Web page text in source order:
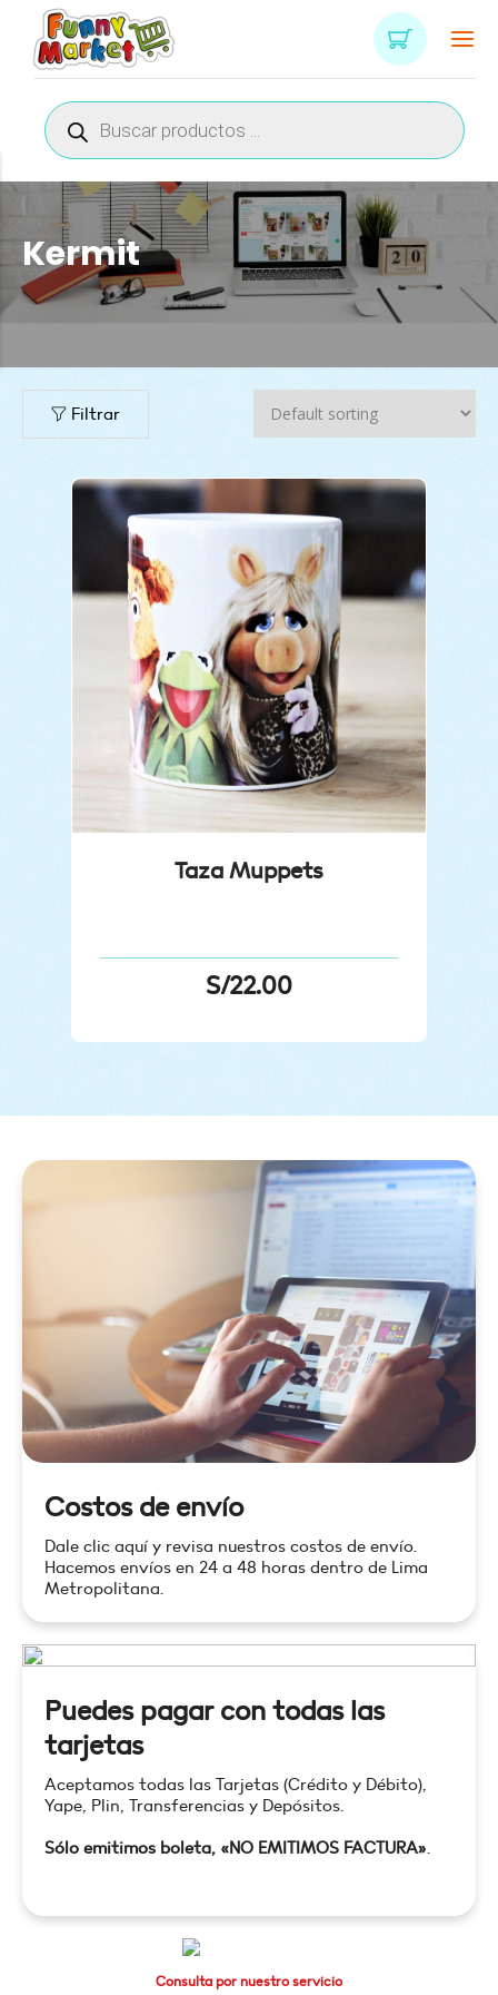
Búsqueda
de
productos
Kermit
Filtrar
Taza Muppets
S/22.00
Costos de envío
Dale clic aquí y revisa nuestros costos de envío.
Hacemos envíos en 24 a 48 horas dentro de Lima
Metropolitana.
Puedes pagar con todas las
tarjetas
Aceptamos todas las Tarjetas (Crédito y Débito),
Yape, Plin, Transferencias y Depósitos.
Sólo emitimos boleta, «NO EMITIMOS FACTURA».
Consulta por nuestro servicio